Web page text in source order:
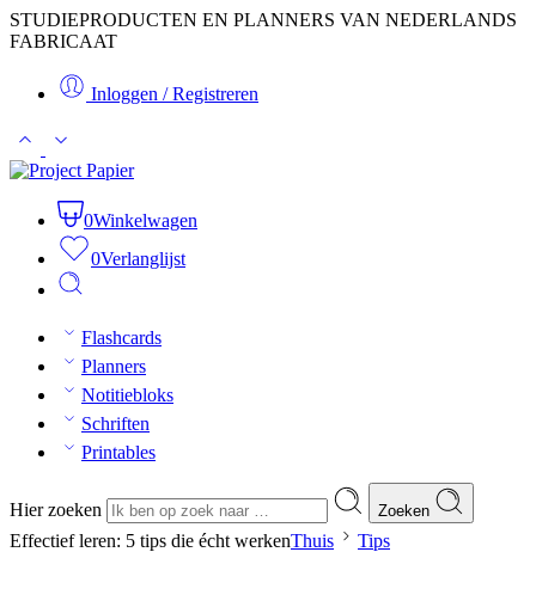
STUDIEPRODUCTEN EN PLANNERS VAN NEDERLANDS
FABRICAAT
Inloggen / Registreren
0Winkelwagen
0Verlanglijst
Flashcards
Planners
Notitiebloks
Schriften
Printables
Hier zoeken Zoeken
Effectief leren: 5 tips die écht werkenThuis Tips